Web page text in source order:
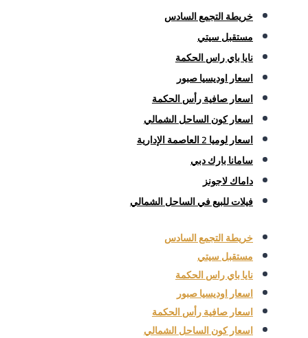
خريطة التجمع السادس
مستقبل سيتي
نايا باي راس الحكمة
اسعار اوديسيا صبور
اسعار صافية رأس الحكمة
اسعار كون الساحل الشمالي
اسعار لوميا 2 العاصمة الإدارية
سامانا بارك دبي
داماك لاجونز
فيلات للبيع في الساحل الشمالي
خريطة التجمع السادس
مستقبل سيتي
نايا باي راس الحكمة
اسعار اوديسيا صبور
اسعار صافية رأس الحكمة
اسعار كون الساحل الشمالي